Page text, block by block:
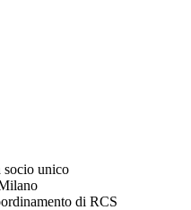
unico
di RCS